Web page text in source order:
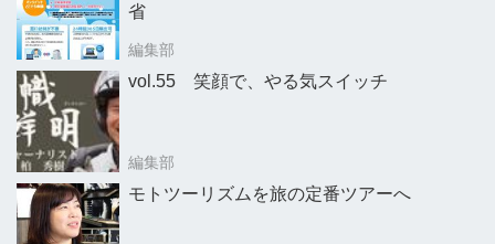
省
編集部
vol.55 笑顔で、やる気スイッチ
編集部
モトツーリズムを旅の定番ツアーへ